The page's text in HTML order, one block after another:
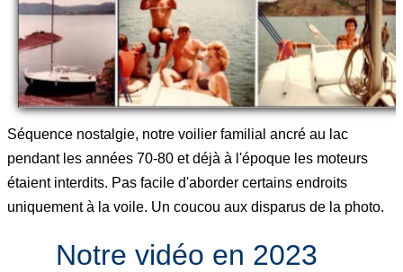
Séquence nostalgie, notre voilier familial ancré au lac
pendant les années 70-80 et déjà à l'époque les moteurs
étaient interdits. Pas facile d'aborder certains endroits
uniquement à la voile. Un coucou aux disparus de la photo.
Notre vidéo en 2023